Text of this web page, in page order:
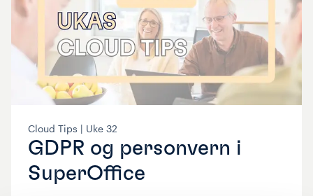
Cloud Tips | Uke 32
GDPR og personvern i
SuperOffice